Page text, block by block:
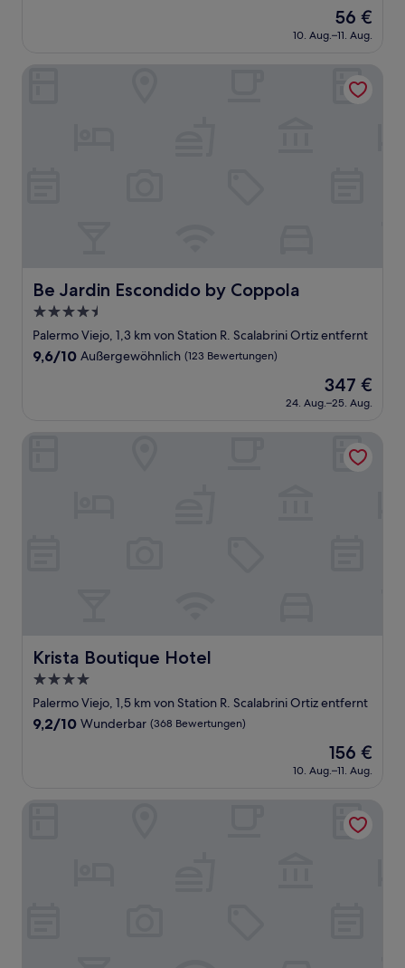
Bewertungen)
Der
Preis
beträgt
56 €
10. Aug.–11. Aug.
Be Jardin Escondido by Coppola
Be Jardin Escondido by Coppola
4.5-
Sterne-
Unterkunft
Palermo Viejo, 1,3 km von Station R. Scalabrini Ortiz entfernt
9.6
Bewertungen)
9,6/10 Außergewöhnlich (123 Bewertungen)
Der
Preis
beträgt
347 €
24. Aug.–25. Aug.
Krista Boutique Hotel
Krista Boutique Hotel
4.0-
Sterne-
Unterkunft
Palermo Viejo, 1,5 km von Station R. Scalabrini Ortiz entfernt
9.2
Bewertungen)
9,2/10 Wunderbar (368 Bewertungen)
Der
Preis
beträgt
156 €
10. Aug.–11. Aug.